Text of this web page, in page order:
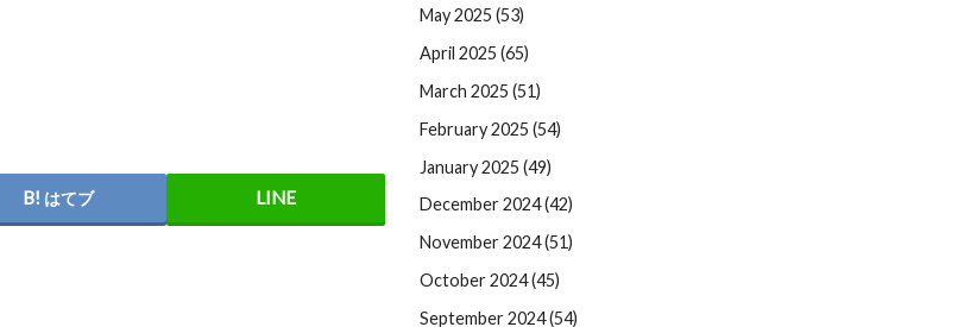
はてブ
May 2025 (53)
April 2025 (65)
March 2025 (51)
February 2025 (54)
January 2025 (49)
December 2024 (42)
November 2024 (51)
October 2024 (45)
September 2024 (54)